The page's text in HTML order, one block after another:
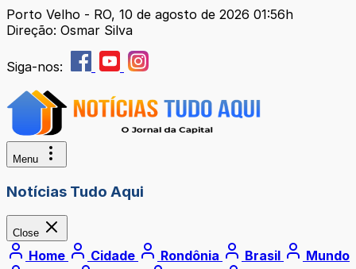
Porto Velho - RO, 10 de agosto de 2026 01:56h
Direção: Osmar Silva
Siga-nos:
Menu
Notícias Tudo Aqui
Close
Home Cidade Rondônia Brasil
Mundo